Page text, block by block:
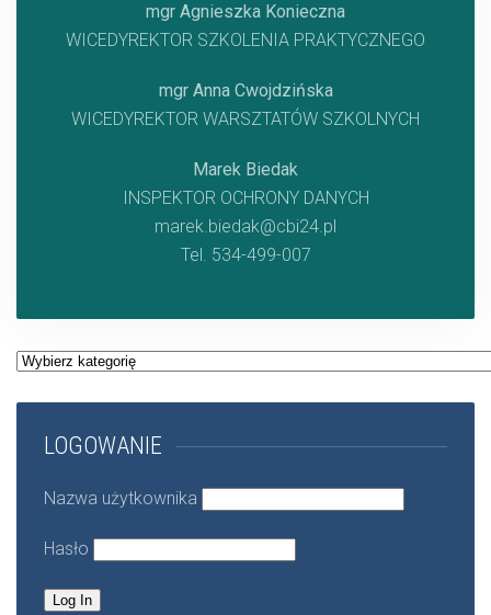
mgr Agnieszka Konieczna
WICEDYREKTOR SZKOLENIA PRAKTYCZNEGO
mgr Anna Cwojdzińska
WICEDYREKTOR WARSZTATÓW SZKOLNYCH
Marek Biedak
INSPEKTOR OCHRONY DANYCH
marek.biedak@cbi24.pl
Tel. 534-499-007
Kategorie
LOGOWANIE
Nazwa użytkownika
Hasło